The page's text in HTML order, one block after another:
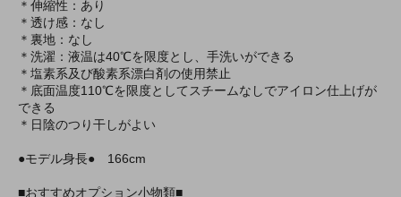
＊伸縮性：あり
＊透け感：なし
＊裏地：なし
＊洗濯：液温は40℃を限度とし、手洗いができる
＊塩素系及び酸素系漂白剤の使用禁止
＊底面温度110℃を限度としてスチームなしでアイロン仕上げが
できる
＊日陰のつり干しがよい
●モデル身長● 166cm
■おすすめオプション小物類■